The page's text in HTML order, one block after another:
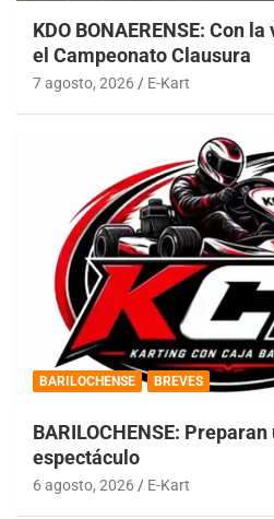
KDO BONAERENSE: Con
el Campeonato Clausura
7 agosto, 2026 E-Kart
BARILOCHENSE BREVES
BARILOCHENSE:
espectáculo
6 agosto, 2026 E-Kart